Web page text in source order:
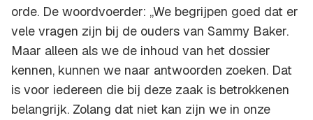
orde. De woordvoerder: ,,We begrijpen goed dat er
vele vragen zijn bij de ouders van Sammy Baker.
Maar alleen als we de inhoud van het dossier
kennen, kunnen we naar antwoorden zoeken. Dat
is voor iedereen die bij deze zaak is betrokkenen
belangrijk. Zolang dat niet kan zijn we in onze